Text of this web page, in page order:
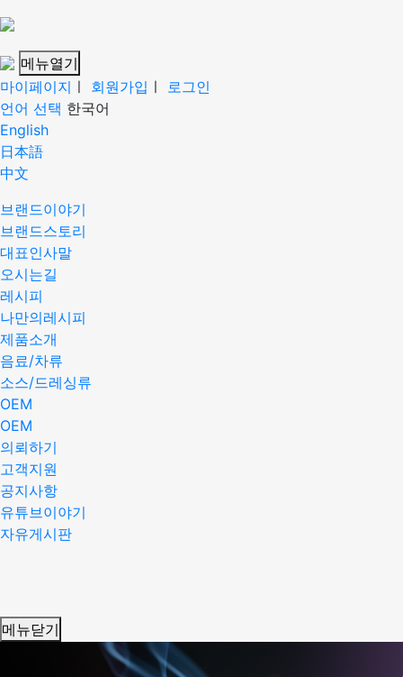
메뉴열기
마이페이지 ㅣ 회원가입 ㅣ
로그인
언어 선택 한국어
English
日本語
中文
브랜드이야기
브랜드스토리
대표인사말
오시는길
레시피
나만의레시피
제품소개
음료/차류
소스/드레싱류
OEM
OEM
의뢰하기
고객지원
공지사항
유튜브이야기
자유게시판
메뉴닫기